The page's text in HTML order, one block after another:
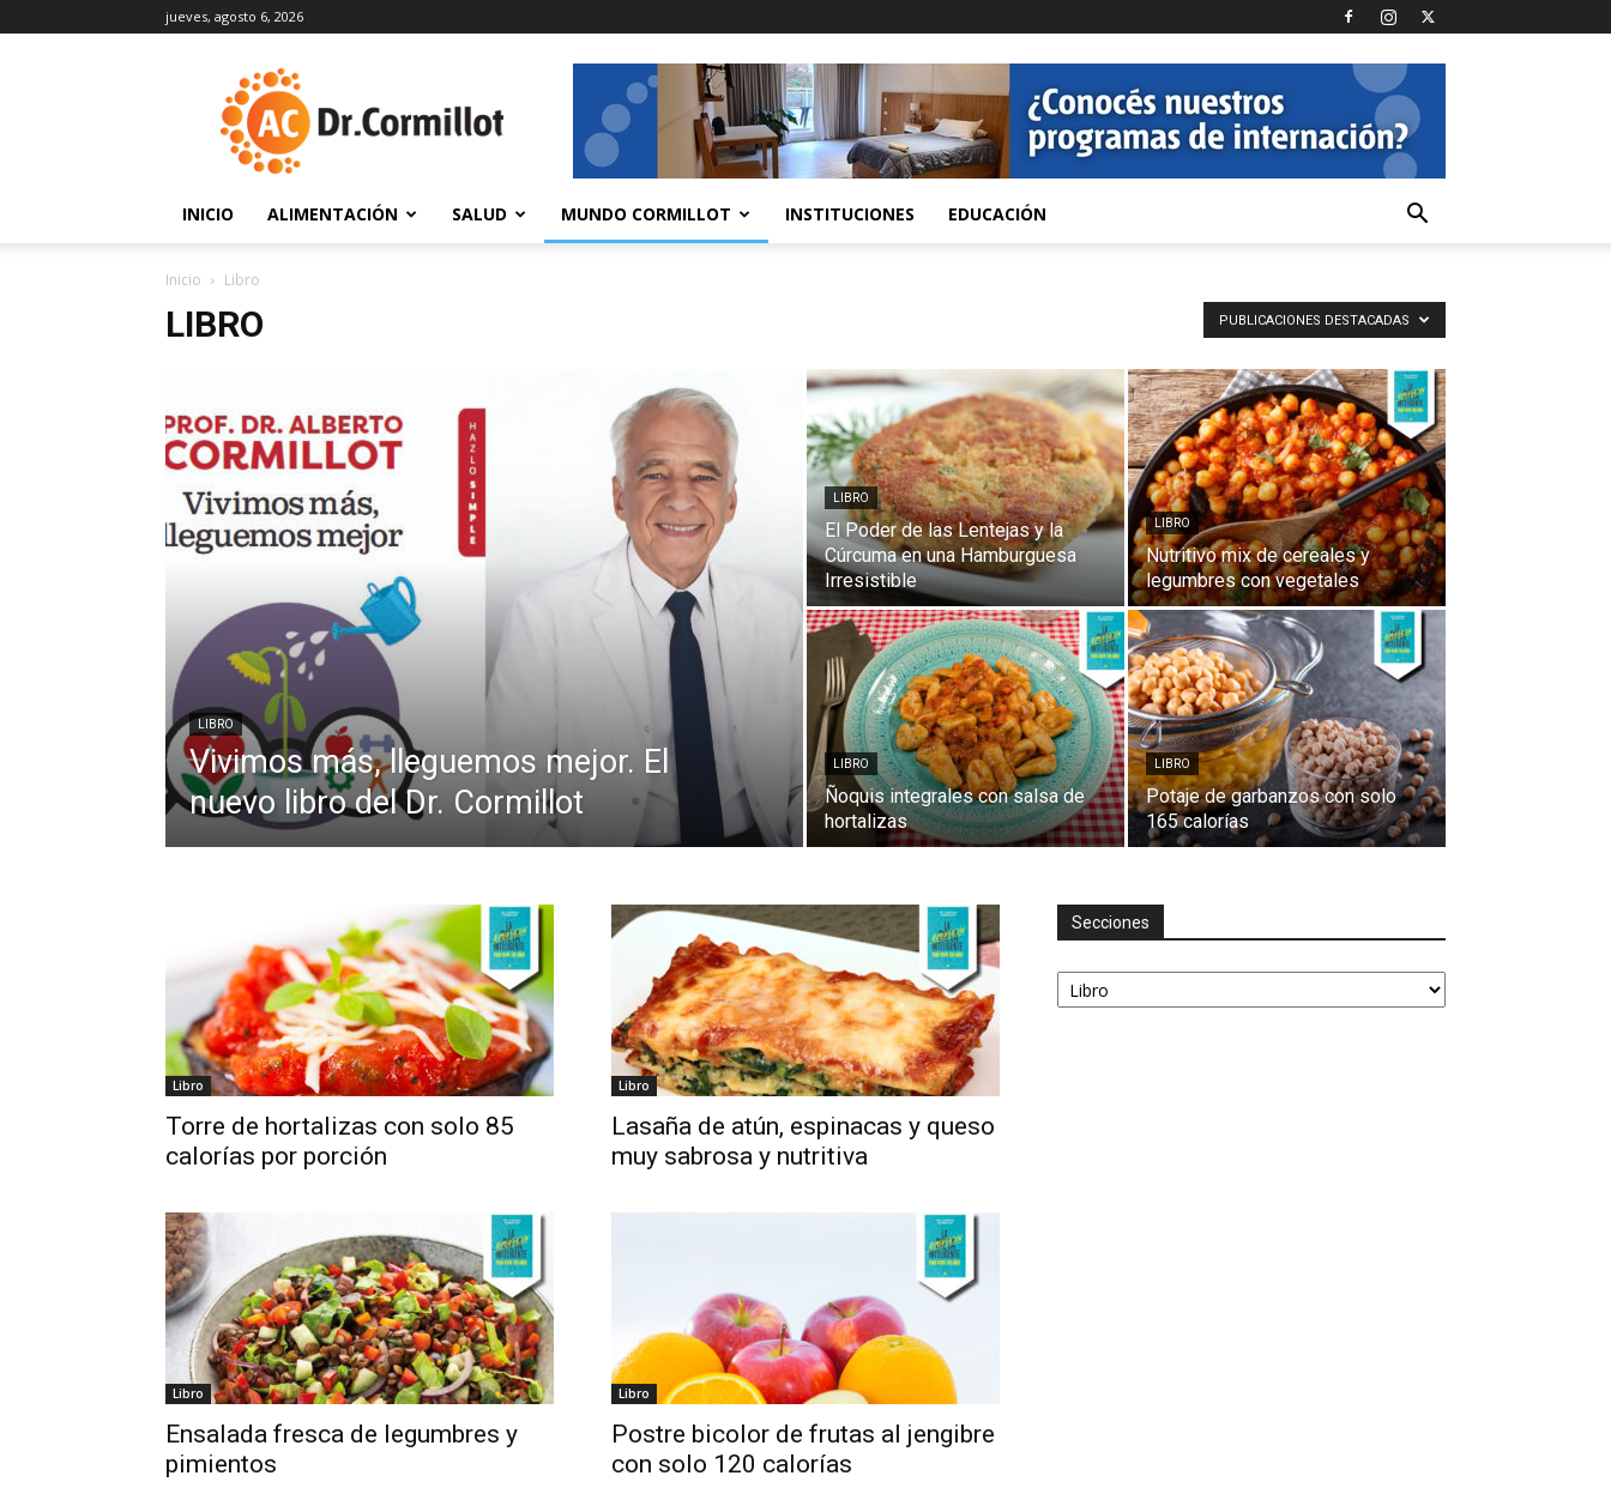
jueves, agosto 6, 2026
INICIO ALIMENTACIÓN SALUD MUNDO CORMILLOT INSTITUCIONES EDUCACIÓN
Inicio Libro
LIBRO PUBLICACIONES DESTACADAS
LIBRO
Vivimos más, lleguemos mejor. El
nuevo libro del Dr. Cormillot
LIBRO
El Poder de las Lentejas y la
Cúrcuma en una Hamburguesa
Irresistible
LIBRO
Nutritivo mix de cereales y
legumbres con vegetales
LIBRO
Ñoquis integrales con salsa de
hortalizas
LIBRO
Potaje de garbanzos con solo
165 calorías
Libro
Torre de hortalizas con solo 85
calorías por porción
Libro
Lasaña de atún, espinacas y queso
muy sabrosa y nutritiva
Libro
Ensalada fresca de legumbres y
pimientos
Libro
Postre bicolor de frutas al jengibre
con solo 120 calorías
Secciones
Secciones